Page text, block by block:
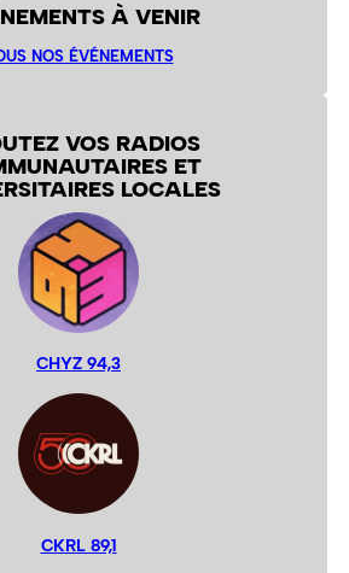
À VENIR
NOS ÉVÉNEMENTS
VOS RADIOS
ET
LOCALES
CHYZ 94,3
CKRL 89,1